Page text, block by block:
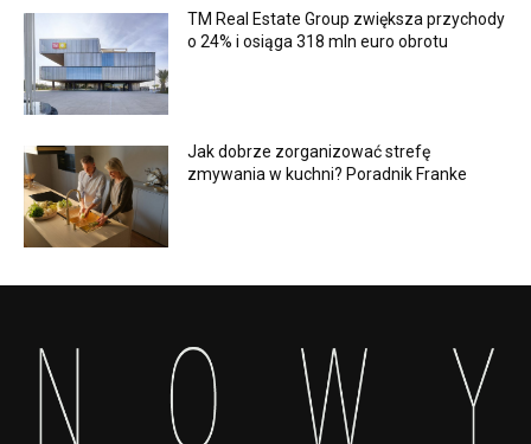
TM Real Estate Group zwiększa przychody
o 24% i osiąga 318 mln euro obrotu
Jak dobrze zorganizować strefę
zmywania w kuchni? Poradnik Franke